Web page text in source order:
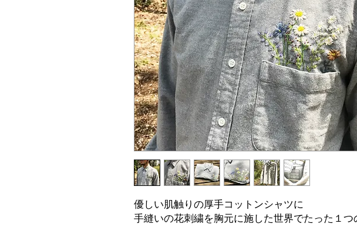
優しい肌触りの厚手コットンシャツに
手縫いの花刺繍を胸元に施した世界でたった１つ